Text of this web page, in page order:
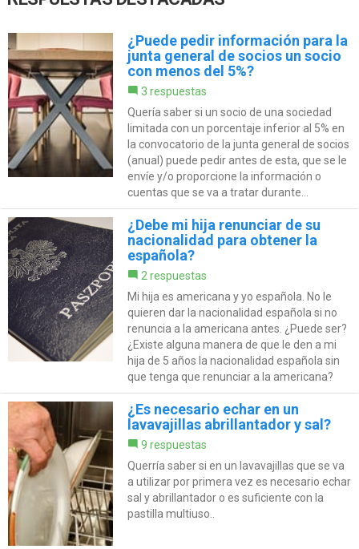
¿Puede pedir información para la
junta general de socios un socio
con menos del 5%?
3 respuestas
Quería saber si un socio de una sociedad
limitada con un porcentaje inferior al 5% en
la convocatorio de la junta general de socios
(anual) puede pedir antes de esta, que se le
envíe y/o proporcione la información o
cuentas que se va a tratar durante...
¿Debe mi hija renunciar de su
nacionalidad para obtener la
española?
2 respuestas
Mi hija es americana y yo española. No le
quieren dar la nacionalidad española si no
renuncia a la americana antes. ¿Puede ser?
¿Existe alguna manera de que le den a mi
hija de 5 años la nacionalidad española sin
que tenga que renunciar a la americana?
¿Es necesario echar en un
lavavajillas abrillantador y sal?
9 respuestas
Querría saber si en un lavavajillas que se va
a utilizar por primera vez es necesario echar
sal y abrillantador o es suficiente con la
pastilla multiuso..